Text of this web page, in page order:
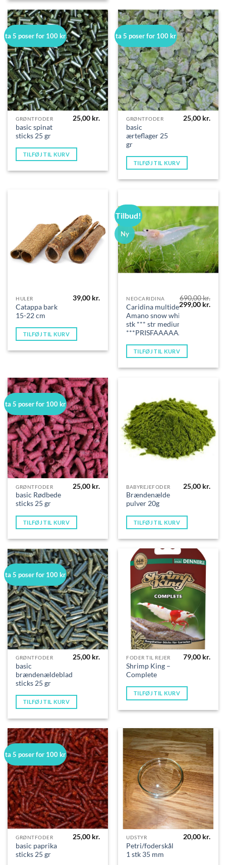
ta 5 poser for 100 kr
GRØNTFODER
basic spinat
sticks 25 gr
25,00 kr.
TILFØJ TIL KURV
ta 5 poser for 100 kr
GRØNTFODER
basic
ærteflager 25
gr
25,00 kr.
TILFØJ TIL KURV
HULER
Catappa bark
15-22 cm
39,00 kr.
TILFØJ TIL KURV
Tilbud!
Ny
NEOCARIDINA
Caridina multidentata –
Amano snow white 10
stk *** str medium***
***PRISFAAAAAALD****
690,00kr.
Den
oprindelige
pris
var:
299,00 kr.
TILFØJ TIL KURV
ta 5 poser for 100 kr
GRØNTFODER
basic Rødbede
sticks 25 gr
25,00 kr.
TILFØJ TIL KURV
BABYREJEFODER
Brændenælde
pulver 20g
25,00 kr.
TILFØJ TIL KURV
ta 5 poser for 100 kr
GRØNTFODER
basic
brændenældeblade
sticks 25 gr
25,00 kr.
TILFØJ TIL KURV
FODER TIL REJER
Shrimp King –
Complete
79,00 kr.
TILFØJ TIL KURV
ta 5 poser for 100 kr
GRØNTFODER
basic paprika
sticks 25 gr
25,00 kr. UDSTYR
Petri/foderskål
1 stk 35 mm
20,00 kr.